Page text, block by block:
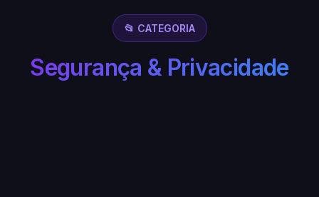
📂 CATEGORIA
Segurança & Privacidade